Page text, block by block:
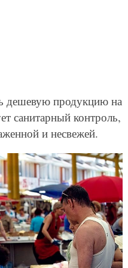
дешевую продукцию на
санитарный контроль,
и несвежей.